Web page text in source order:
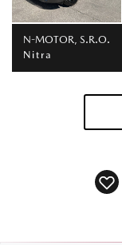
N-MOTOR, S.R.O.
Nitra